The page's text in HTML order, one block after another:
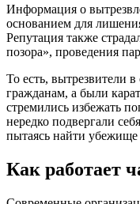
Информация о
основанием для
Репутация также
позора», проведения
То есть, вытрезвители
гражданам, а были
стремились избежать
нередко подвергали
пытаясь найти убежище
Как работает